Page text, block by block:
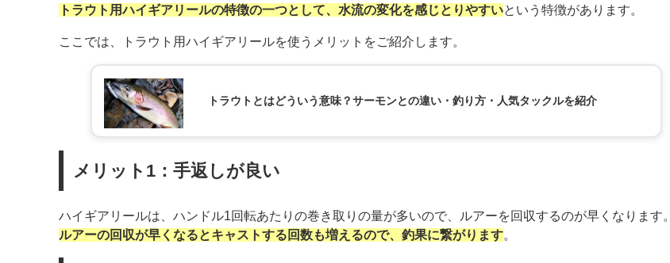
トラウト用ハイギアリールの特徴の一つとして、水流の変化を感じとりやすいという特徴があります。
ここでは、トラウト用ハイギアリールを使うメリットをご紹介します。
トラウトとはどういう意味？サーモンとの違い・釣り方・人気タックルを紹介
メリット1：手返しが良い
ハイギアリールは、ハンドル1回転あたりの巻き取りの量が多いので、ルアーを回収するのが早くなります。
ルアーの回収が早くなるとキャストする回数も増えるので、釣果に繋がります。